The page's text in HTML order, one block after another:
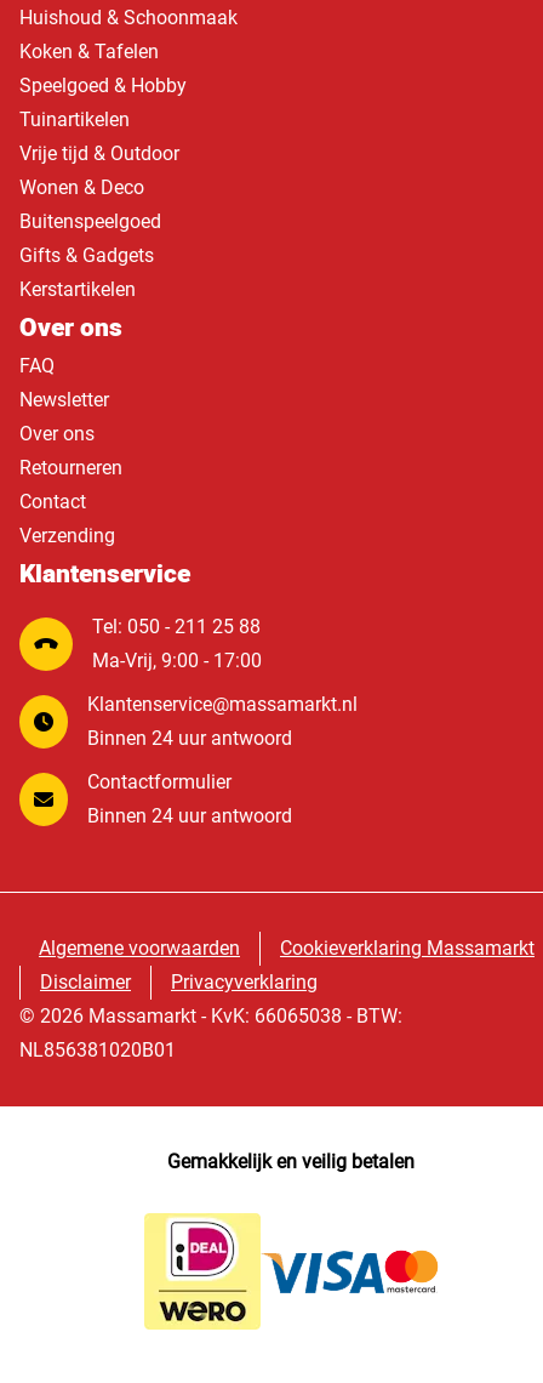
Huishoud & Schoonmaak
Koken & Tafelen
Speelgoed & Hobby
Tuinartikelen
Vrije tijd & Outdoor
Wonen & Deco
Buitenspeelgoed
Gifts & Gadgets
Kerstartikelen
Over ons
FAQ
Newsletter
Over ons
Retourneren
Contact
Verzending
Klantenservice
Tel: 050 - 211 25 88
Ma-Vrij, 9:00 - 17:00
Klantenservice@massamarkt.nl
Binnen 24 uur antwoord
Contactformulier
Binnen 24 uur antwoord
Algemene voorwaarden
Cookieverklaring Massamarkt
Disclaimer
Privacyverklaring
© 2026 Massamarkt - KvK: 66065038 - BTW:
NL856381020B01
Gemakkelijk en veilig betalen